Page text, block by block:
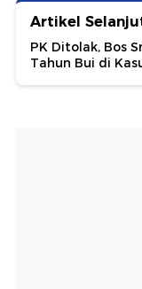
Artikel
PK Ditolak, Bos
Tahun Bui di